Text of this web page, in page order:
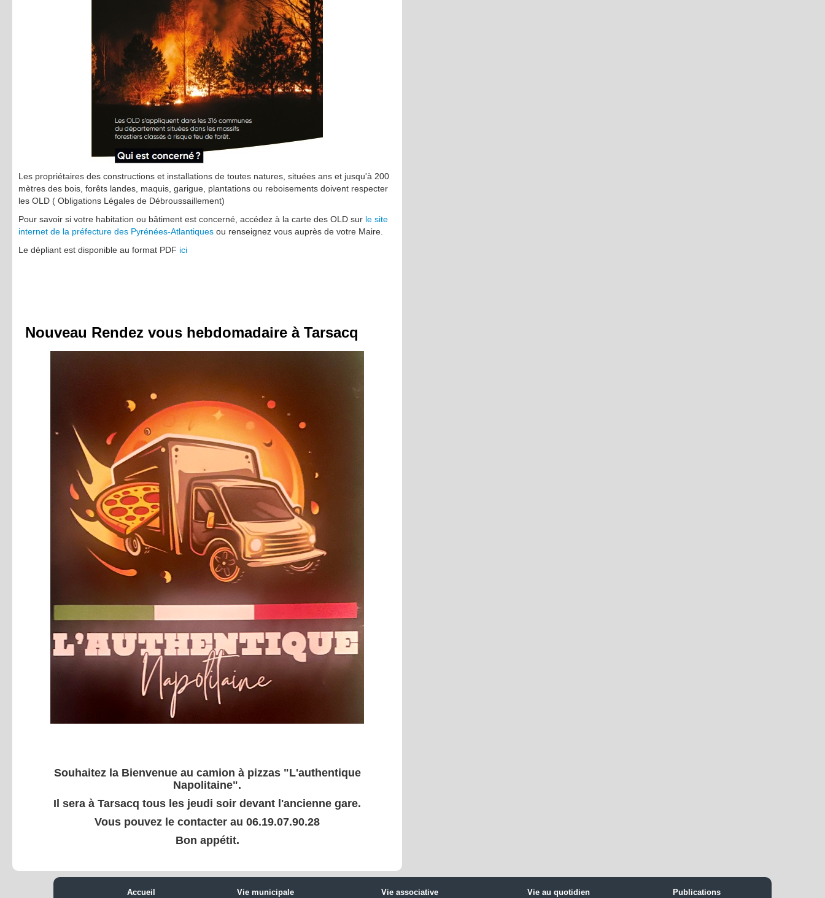
Les propriétaires des constructions et installations de toutes natures, situées ans et jusqu'à 200
mètres des bois, forêts landes, maquis, garigue, plantations ou reboisements doivent respecter
les OLD ( Obligations Légales de Débroussaillement)
Pour savoir si votre habitation ou bâtiment est concerné, accédez à la carte des OLD sur le site
internet de la préfecture des Pyrénées-Atlantiques ou renseignez vous auprès de votre Maire.
Le dépliant est disponible au format PDF ici
Nouveau Rendez vous hebdomadaire à Tarsacq
Souhaitez la Bienvenue au camion à pizzas "L'authentique
Napolitaine".
Il sera à Tarsacq tous les jeudi soir devant l'ancienne gare.
Vous pouvez le contacter au 06.19.07.90.28
Bon appétit.
Accueil Vie municipale Vie associative Vie au quotidien Publications